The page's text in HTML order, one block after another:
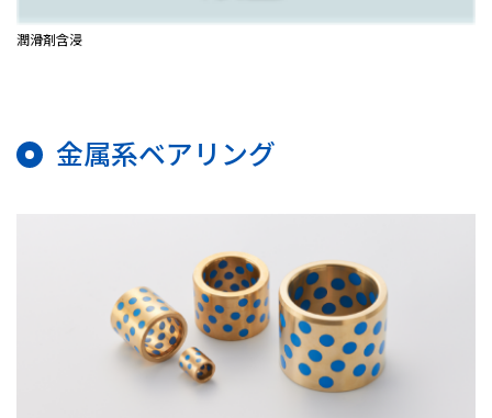
潤滑剤含浸
金属系ベアリング